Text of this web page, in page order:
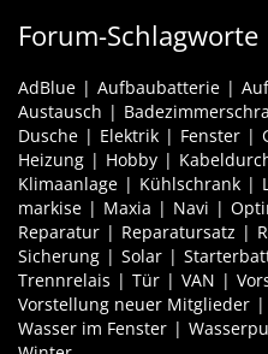
Forum-Schlagworte
AdBlue Aufbaubatterie
Austausch
Dusche
Elektrik Fenster
Heizung
Hobby
Klimaanlage
Kühlschrank
markise
Maxia Navi
Reparatur
Reparatursatz
Sicherung
Solar
Trennrelais
Tür VAN
Vorstellung neuer Mitglieder
Wasser im Fenster